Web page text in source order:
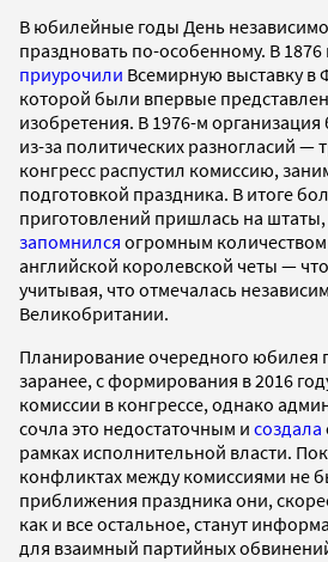
В юбилейные годы День
праздновать по-особенному. В
приурочили Всемирную выставку
которой были впервые
изобретения. В 1976-м
из-за политических разногласий —
конгресс распустил комиссию,
подготовкой праздника. В итоге
приготовлений пришлась на
запомнился огромным
английской королевской четы —
учитывая, что отмечалась
Великобритании.
Планирование очередного юбилея
заранее, с формирования в 2016
комиссии в конгрессе, однако
сочла это недостаточным и создала
рамках исполнительной власти.
конфликтах между комиссиями не
приближения праздника они,
как и все остальное, станут
для взаимный партийных